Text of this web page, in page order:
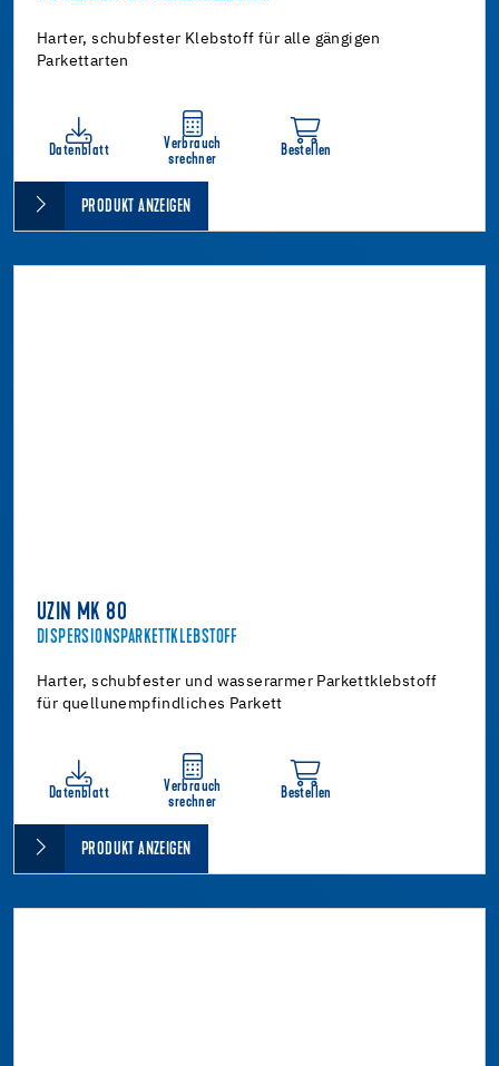
Harter, schubfester Klebstoff für alle gängigen
Parkettarten
Datenblatt
Verbrauch
srechner
Bestellen
PRODUKT ANZEIGEN
UZIN MK 80
DISPERSIONSPARKETTKLEBSTOFF
Harter, schubfester und wasserarmer Parkettklebstoff
für quellunempfindliches Parkett
Datenblatt
Verbrauch
srechner
Bestellen
PRODUKT ANZEIGEN